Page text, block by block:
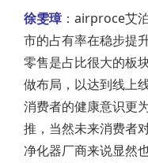
徐雯璋 ：airproce艾
市的占有率在稳步提
零售是占比很大的板
做布局，以达到线上
消费者的健康意识更
推，当然未来消费者
净化器厂商来说显然